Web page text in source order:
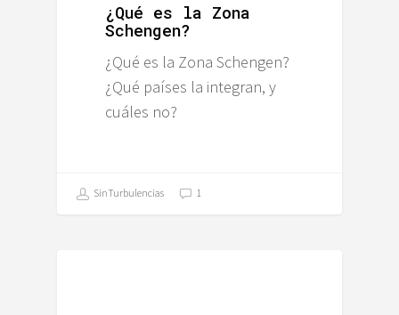
¿Qué es la Zona
Schengen?
¿Qué es la Zona Schengen?
¿Qué países la integran, y
cuáles no?
SinTurbulencias 1